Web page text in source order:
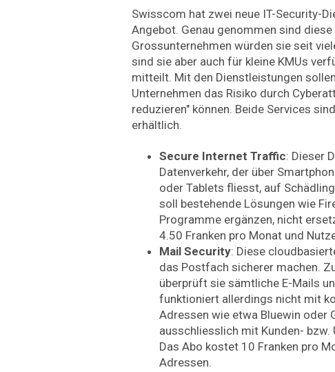
Swisscom hat zwei neue IT-Security-
Angebot. Genau genommen sind
Grossunternehmen würden sie seit
sind sie aber auch für kleine KMUs
mitteilt. Mit den Dienstleistungen
Unternehmen das Risiko durch
reduzieren" können. Beide Services
erhältlich.
Secure Internet Traffic: Dieser
Datenverkehr, der über
oder Tablets fliesst, auf
soll bestehende Lösungen wie
Programme ergänzen, nicht
4.50 Franken pro Monat und
Mail Security: Diese
das Postfach sicherer machen.
überprüft sie sämtliche E-Mails
funktioniert allerdings nicht mit
Adressen wie etwa Bluewin oder
ausschliesslich mit Kunden-
Das Abo kostet 10 Franken pro
Adressen.